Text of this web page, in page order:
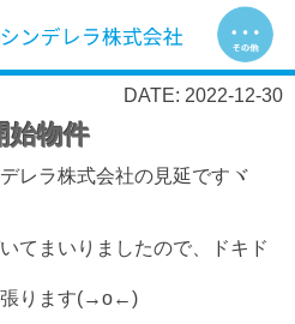
DATE: 2022-12-30
始物件
レラ株式会社の見延ですヾ
てまいりましたので、ドキド
ります(→o←)ゞ